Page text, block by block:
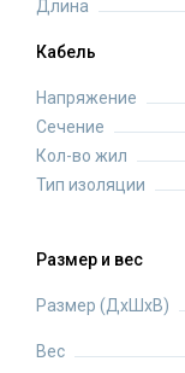
Длина
Кабель
Напряжение
Сечение
Кол-во жил
Тип изоляции
Размер и вес
Размер (ДхШхВ)
Вес